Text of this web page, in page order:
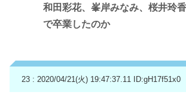
和田彩花、峯岸みなみ、桜井玲
で卒業したのか
23 : 2020/04/21(火) 19:47:37.11 ID:gH17f51x0